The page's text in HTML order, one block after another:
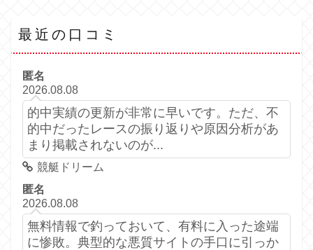
最近の口コミ
匿名
2026.08.08
的中実績の更新が非常に早いです。ただ、不
的中だったレースの振り返りや原因分析があ
まり掲載されないのが...
競艇ドリーム
匿名
2026.08.08
無料情報で釣っておいて、有料に入った途端
に惨敗。典型的な悪質サイトの手口に引っか